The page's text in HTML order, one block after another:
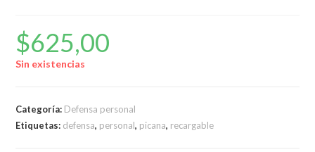
$625,00
Sin existencias
Categoría: Defensa personal
Etiquetas: defensa, personal, picana, recargable